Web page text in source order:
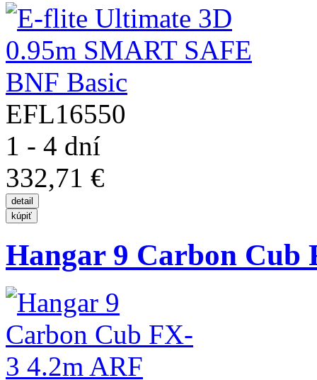
EFL16550
1 - 4 dní
332,71 €
Hangar 9 Carbon Cub